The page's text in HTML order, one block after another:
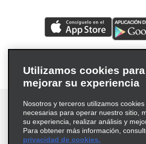
Términos de uso Política de
Utilizamos cookies para
mejorar su experiencia
Nosotros y terceros utilizamos
necesarias para operar nuestro sitio,
su experiencia, realizar análisis y
Para obtener más información,
privacidad de cookies.